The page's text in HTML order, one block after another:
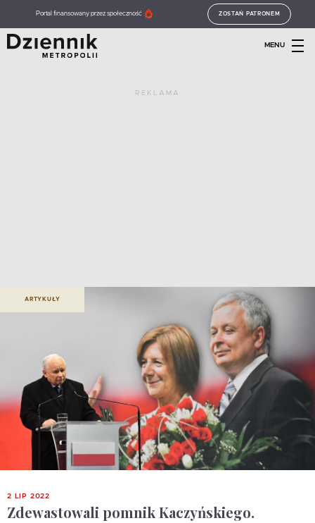
Portal finansowany przez społeczność ZOSTAŃ PATRONEM
MENU
REKLAMA
ARTYKUŁY
2 LIP 2022
Zdewastowali pomnik Kaczyńskiego.